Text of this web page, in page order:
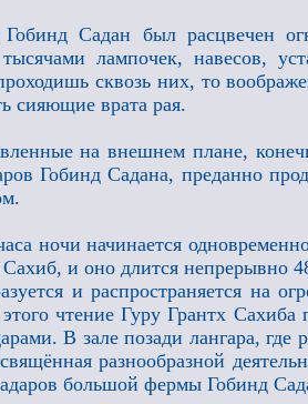
Садан был расцвечен
лампочек, навесов,
сквозь них, то
сияющие врата рая.
на внешнем плане,
Гобинд Садана, преданно
ночи начинается
и оно длится непрерывно
и распространяется на
чтение Гуру Грантх
В зале позади лангара, где
разнообразной
большой фермы Гобинд